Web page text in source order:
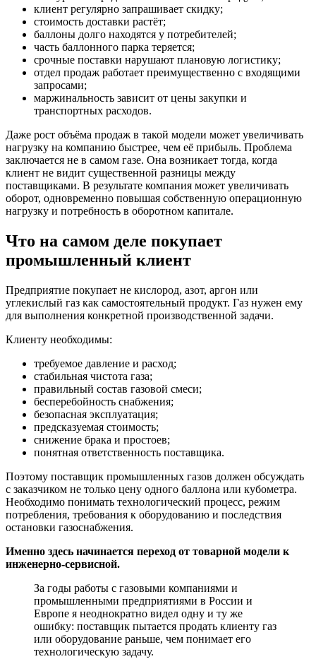
клиент регулярно запрашивает скидку;
стоимость доставки растёт;
баллоны долго находятся у потребителей;
часть баллонного парка теряется;
срочные поставки нарушают плановую логистику;
отдел продаж работает преимущественно с входящими
запросами;
маржинальность зависит от цены закупки и
транспортных расходов.
Даже рост объёма продаж в такой модели может увеличивать
нагрузку на компанию быстрее, чем её прибыль. Проблема
заключается не в самом газе. Она возникает тогда, когда
клиент не видит существенной разницы между
поставщиками. В результате компания может увеличивать
оборот, одновременно повышая собственную операционную
нагрузку и потребность в оборотном капитале.
Что на самом деле покупает
промышленный клиент
Предприятие покупает не кислород, азот, аргон или
углекислый газ как самостоятельный продукт. Газ нужен ему
для выполнения конкретной производственной задачи.
Клиенту необходимы:
требуемое давление и расход;
стабильная чистота газа;
правильный состав газовой смеси;
бесперебойность снабжения;
безопасная эксплуатация;
предсказуемая стоимость;
снижение брака и простоев;
понятная ответственность поставщика.
Поэтому поставщик промышленных газов должен обсуждать
с заказчиком не только цену одного баллона или кубометра.
Необходимо понимать технологический процесс, режим
потребления, требования к оборудованию и последствия
остановки газоснабжения.
Именно здесь начинается переход от товарной модели к
инженерно-сервисной.
За годы работы с газовыми компаниями и
промышленными предприятиями в России и
Европе я неоднократно видел одну и ту же
ошибку: поставщик пытается продать клиенту газ
или оборудование раньше, чем понимает его
технологическую задачу.